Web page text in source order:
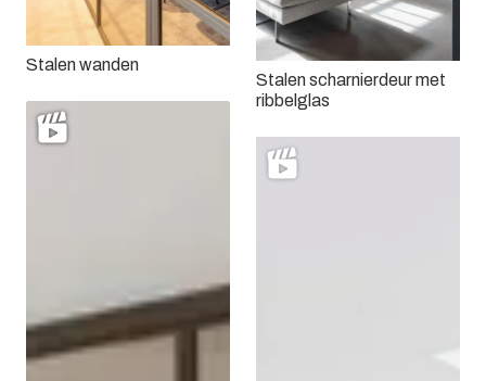
Stalen wanden
Stalen scharnierdeur met
ribbelglas